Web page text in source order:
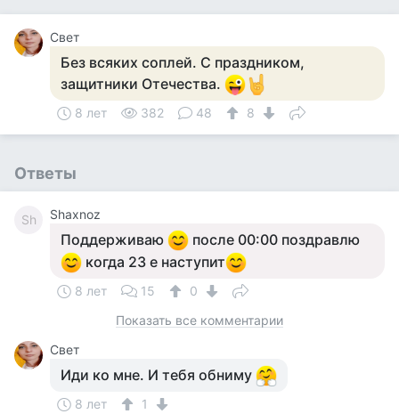
Свет
Без всяких соплей. С праздником,
защитники Отечества.
8 лет 382 48 8
Ответы
Sh Shaxnoz
Поддерживаю
после 00:00 поздравлю
когда 23 е наступит
8 лет 15
0
Показать все комментарии
Свет
Иди ко мне. И тебя обниму
8 лет 1